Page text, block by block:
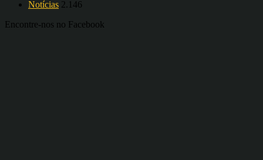
Notícias 2.146
Encontre-nos no Facebook